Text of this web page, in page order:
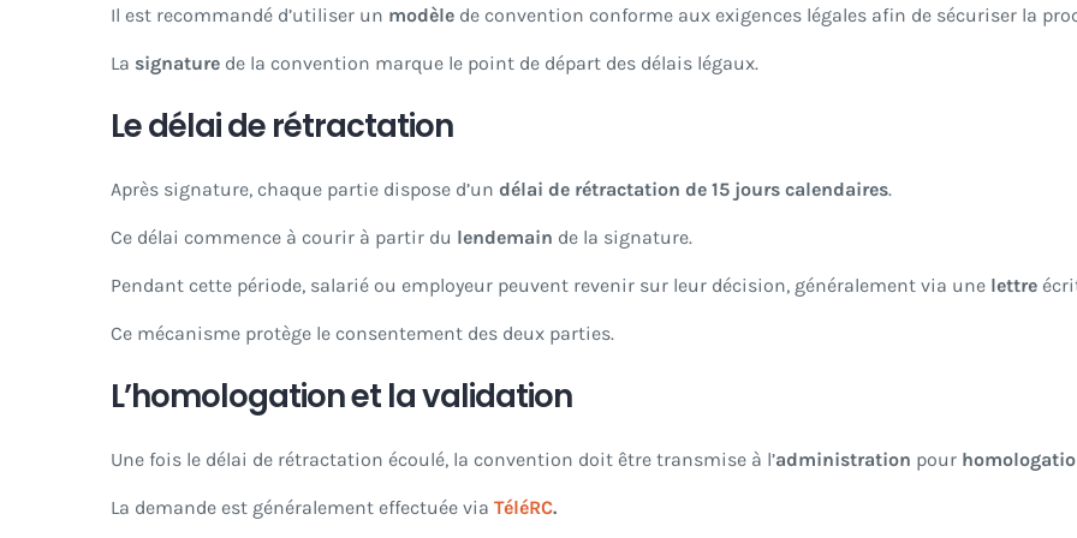
Il est recommandé d’utiliser un modèle de convention conforme aux exigences légales afin de sécuriser la
La signature de la convention marque le point de départ des délais légaux.
Le délai de rétractation
Après signature, chaque partie dispose d’un délai de rétractation de 15 jours calendaires.
Ce délai commence à courir à partir du lendemain de la signature.
Pendant cette période, salarié ou employeur peuvent revenir sur leur décision, généralement via une lettre
Ce mécanisme protège le consentement des deux parties.
L’homologation et la validation
Une fois le délai de rétractation écoulé, la convention doit être transmise à l’administration pour
La demande est généralement effectuée via TéléRC.